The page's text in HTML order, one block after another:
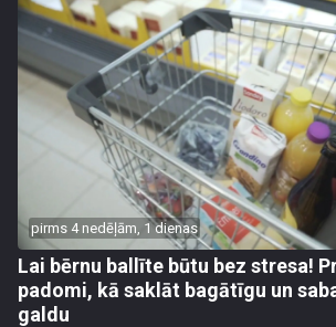
pirms 4 nedēļām, 1 dienas
Lai bērnu ballīte būtu bez stresa!
padomi, kā saklāt bagātīgu un
galdu